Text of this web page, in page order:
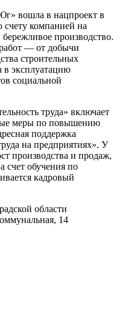
вошла в нацпроект в
счету компанией на
производство.
— от добычи
строительных
в эксплуатацию
социальной
труда» включает
меры по повышению
поддержка
на предприятиях». У
производства и продаж,
счет обучения по
кадровый
14